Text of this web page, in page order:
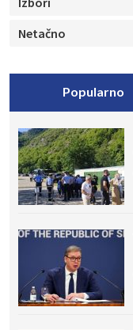
Netačno
Popularno